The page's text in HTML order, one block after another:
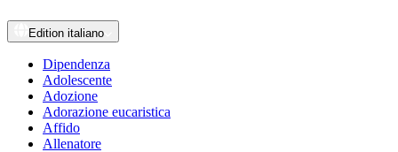
Edition italiano
Dipendenza
Adolescente
Adozione
Adorazione eucaristica
Affido
Allenatore